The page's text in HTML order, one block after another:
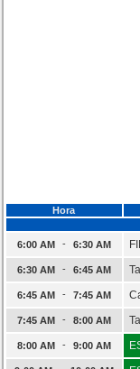
Hora
6:00 AM
- 6:30 AM
6:30 AM - 6:45 AM
6:45 AM - 7:45 AM
7:45 AM - 8:00 AM
8:00 AM - 9:00 AM